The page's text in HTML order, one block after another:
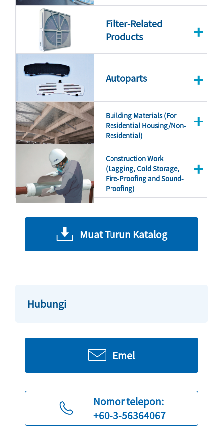
Filter-Related
Products
Autoparts
Building Materials (For
Residential Housing/Non-
Residential)
Construction Work
(Lagging, Cold Storage,
Fire-Proofing and Sound-
Proofing)
Muat Turun Katalog
Hubungi
Nomor telepon:
+60-3-56364067
Emel